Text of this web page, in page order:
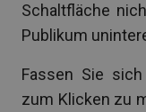
Schaltfläche
Publikum
Fassen Sie
zum Klicken zu